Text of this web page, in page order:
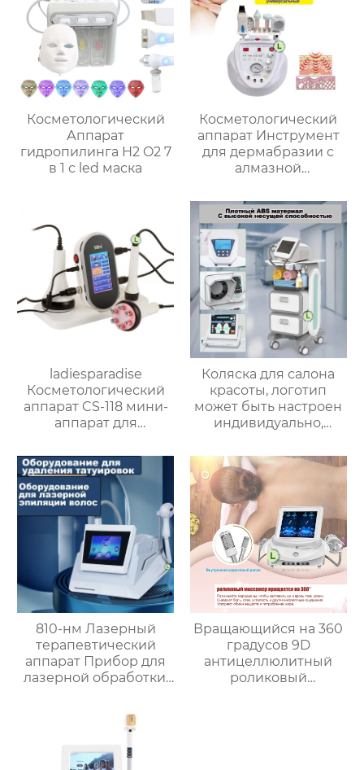
талии, всего тела,
руководство по
прижиганию
Косметологический
Аппарат
гидропилинга H2 O2 7
в 1 c led маска
Косметологический
аппарат Инструмент
для дермабразии с
алмазной
укрепляет, очищает
кожу, улучшает цвет
лица и способствует
омоложению LB-106
ladiesparadise
Косметологический
аппарат CS-118 мини-
аппарат для
Коляска для салона
красоты, логотип
может быть настроен
индивидуально,
супер несущая
способность,с 2
выдвижными
ящиками
810-нм Лазерный
терапевтический
аппарат Прибор для
лазерной обработки,
Вращающийся на 360
градусов 9D
антицеллюлитный
роликовый